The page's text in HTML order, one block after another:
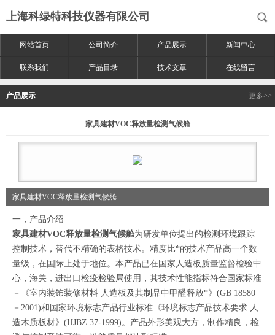
上海科绿特科技仪器有限公司
网站首页 公司简介 产品展示 新闻中心
联系我们 产品目录 技术文章 在线留言
产品展示 更多>>
家具建材VOC释放量检测气候舱
家具建材VOC释放量检测气候舱
一，产品介绍
家具建材VOC释放量检测气候舱为研发单位提出的检测环境跟踪
控制技术，替代不精确的表格技术。精度比*的技术产品高一个数
量级，在国际上处于地位。本产品已在国家人造板质量监督检验中
心，海关，进出口检疫检验局使用，其技术性能指标符合国家标准
－《室内装饰装修材料 人造板及其制品中甲醛释放*》(GB 18580
－2001)和国家环境标志产品行业标准《环境标志产品技术要求 人
造木质板材》(HJBZ 37-1999)。产品外形美观大方，制作精良，检